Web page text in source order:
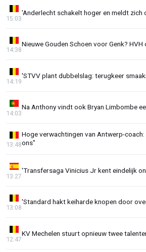
'Anderlecht schakelt hoger en meldt zich
15:03
Nieuwe Gouden Schoen voor Genk?
14:38
'STVV plant dubbelslag: terugkeer
14:19
Na Anthony vindt ook Bryan Limbombe
14:03
Hoge verwachtingen van Antwerp-
ons"
13:48
'Transfersaga Vinicius Jr kent eindelijk
13:27
'Standard hakt keiharde knopen door
13:08
KV Mechelen stuurt opnieuw twee
12:47